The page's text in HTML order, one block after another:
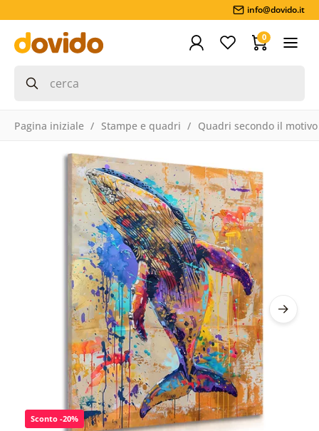
info@dovido.it
0
Pagina iniziale Stampe e quadri Quadri secondo il motivo
Sconto -20%